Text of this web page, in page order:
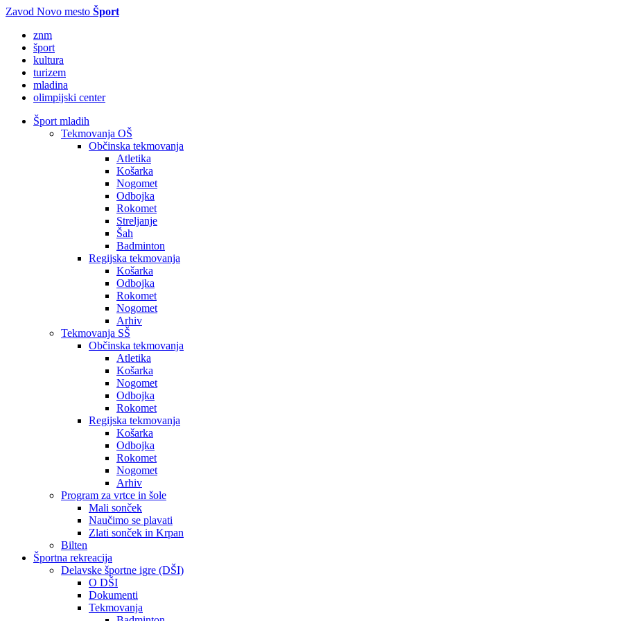
Zavod Novo mesto Šport
znm
šport
kultura
turizem
mladina
olimpijski center
Šport mladih
Tekmovanja OŠ
Občinska tekmovanja
Atletika
Košarka
Nogomet
Odbojka
Rokomet
Streljanje
Šah
Badminton
Regijska tekmovanja
Košarka
Odbojka
Rokomet
Nogomet
Arhiv
Tekmovanja SŠ
Občinska tekmovanja
Atletika
Košarka
Nogomet
Odbojka
Rokomet
Regijska tekmovanja
Košarka
Odbojka
Rokomet
Nogomet
Arhiv
Program za vrtce in šole
Mali sonček
Naučimo se plavati
Zlati sonček in Krpan
Bilten
Športna rekreacija
Delavske športne igre (DŠI)
O DŠI
Dokumenti
Tekmovanja